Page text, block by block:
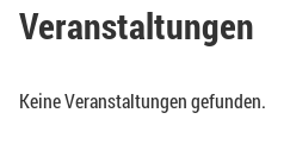
Veranstaltungen
Keine Veranstaltungen gefunden.